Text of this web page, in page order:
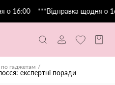
о 16:00 ***Відправка щодня о
гаджетам
експертні поради